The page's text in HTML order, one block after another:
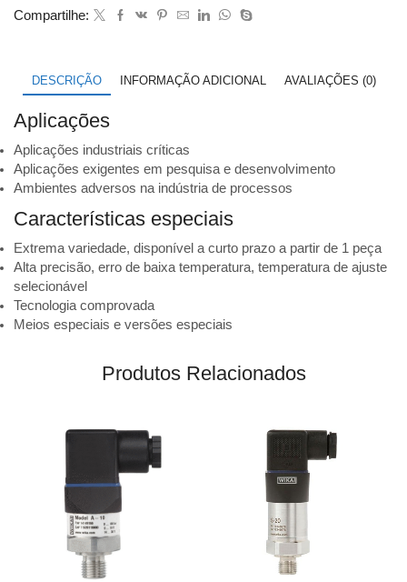
modelo
bar
código
quantidade
Compartilhe:
DESCRIÇÃO INFORMAÇÃO ADICIONAL AVALIAÇÕES (0)
Aplicações
Aplicações industriais críticas
Aplicações exigentes em pesquisa e desenvolvimento
Ambientes adversos na indústria de processos
Características especiais
Extrema variedade, disponível a curto prazo a partir de 1 peça
Alta precisão, erro de baixa temperatura, temperatura de ajuste
selecionável
Tecnologia comprovada
Meios especiais e versões especiais
Produtos Relacionados